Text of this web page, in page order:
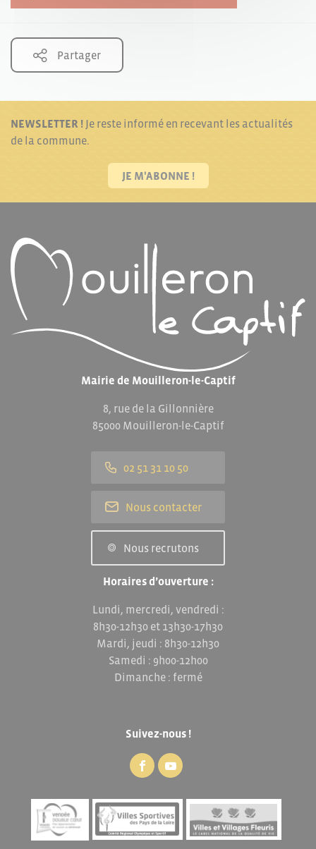
Partager
NEWSLETTER ! Je reste informé en recevant les actualités
de la commune.
JE M'ABONNE !
Mairie de Mouilleron-le-Captif
8, rue de la Gillonnière
85000 Mouilleron-le-Captif
02 51 31 10 50
Nous contacter
Nous recrutons
Horaires d’ouverture :
Lundi, mercredi, vendredi :
8h30-12h30 et 13h30-17h30
Mardi, jeudi : 8h30-12h30
Samedi : 9h00-12h00
Dimanche : fermé
Suivez-nous !